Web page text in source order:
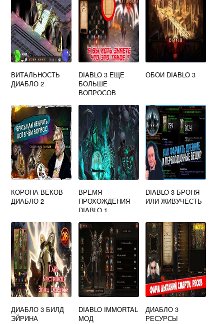
ВИТАЛЬНОСТЬ
ДИАБЛО 2
DIABLO 3 ЕЩЕ
БОЛЬШЕ
ВОПРОСОВ
ОБОИ DIABLO 3
КОРОНА ВЕКОВ
ДИАБЛО 2
ВРЕМЯ
ПРОХОЖДЕНИЯ
DIABLO 1
DIABLO 3 БРОНЯ
ИЛИ ЖИВУЧЕСТЬ
ДИАБЛО 3 БИЛД
ЭЙРИНА
DIABLO IMMORTAL
МОД
ДИАБЛО 3
РЕСУРСЫ